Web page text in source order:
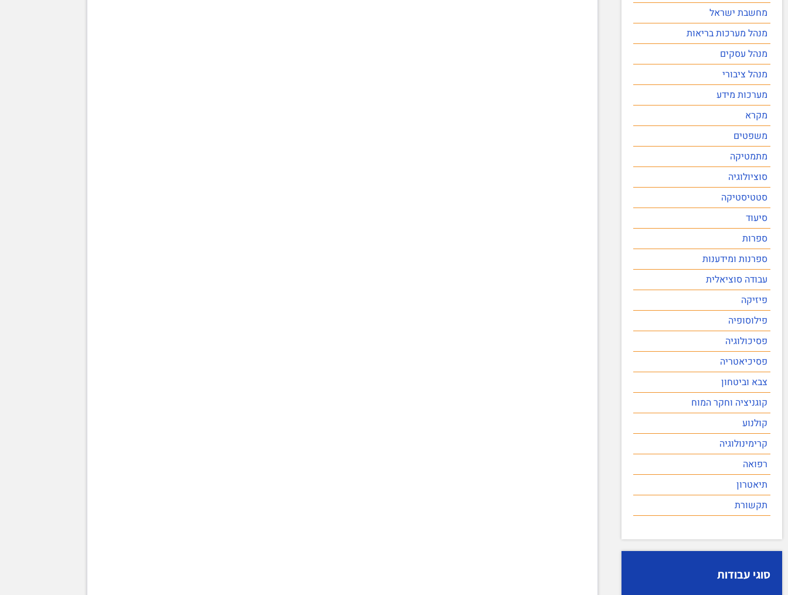
מחשבת ישראל
מנהל מערכות בריאות
מנהל עסקים
מנהל ציבורי
מערכות מידע
מקרא
משפטים
מתמטיקה
סוציולוגיה
סטטיסטיקה
סיעוד
ספרות
ספרנות ומידענות
עבודה סוציאלית
פיזיקה
פילוסופיה
פסיכולוגיה
פסיכיאטריה
צבא וביטחון
קוגניציה וחקר המוח
קולנוע
קרימינולוגיה
רפואה
תיאטרון
תקשורת
סוגי עבודות